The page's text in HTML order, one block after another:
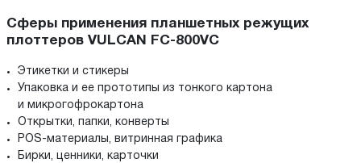
Сферы применения планшетных режущих
плоттеров VULCAN FC-800VC
Этикетки и стикеры
Упаковка и ее прототипы из тонкого картона
и микрогофрокартона
Открытки, папки, конверты
POS-материалы, витринная графика
Бирки, ценники, карточки